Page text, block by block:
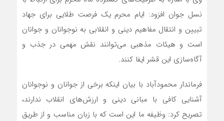
نسل جوان افزود: ایام محرم یک فرصت طلایی برای جهاد
تبیین و انتقال مفاهیم دینی و انقلابی به نوجوانان و جوانان
است و هیئات مذهبی می‌توانند نقش مهمی در جذب و
آگاه‌سازی این قشر ایفا کنند.
فرماندار محمودآباد با بیان اینکه برخی از جوانان و نوجوانان
آشنایی کافی با مبانی دینی و ارزش‌های انقلاب ندارند،
تصریح کرد: وظیفه ما این است که با زبان مناسب و از طریق